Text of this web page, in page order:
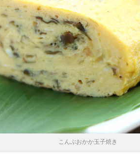
こんぶおかか玉子焼き